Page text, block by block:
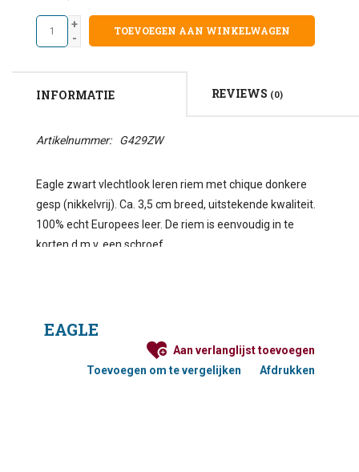
+
-
TOEVOEGEN AAN WINKELWAGEN
INFORMATIE REVIEWS (0)
Artikelnummer: G429ZW
Eagle zwart vlechtlook leren riem met chique donkere
gesp (nikkelvrij). Ca. 3,5 cm breed, uitstekende kwaliteit.
100% echt Europees leer. De riem is eenvoudig in te
korten d.m.v. een schroef.
EAGLE
Aan verlanglijst toevoegen
Toevoegen om te vergelijken
Afdrukken